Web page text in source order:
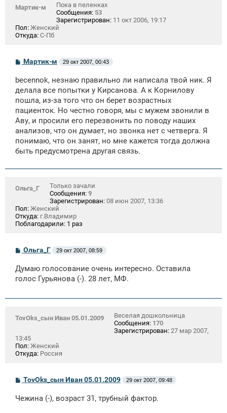
Мартик-м
Пока в пеленках
Сообщения: 53
Зарегистрирован: 11 окт 2006, 19:17
Пол: Женский
Откуда: С-Пб
С
о
б
щ
н
и
Мартик-м 29 окт 2007, 00:43
becennok, незнаю правильно ли написала твой ник. Я
делала все попытки у Кирсанова. А к Корнилову
пошла, из-за того что он берет возрастных
пациенток. Но честно говоря, мы с мужем звонили в
Аву, и просили его перезвонить по поводу наших
анализов, что он думает, но звонка нет с четверга. Я
понимаю, что он занят, но мне кажется тогда должна
быть предусмотрена другая связь.
Ольга_Г
Только зачали
Сообщения: 9
Зарегистрирован: 08 июн 2007, 13:36
Пол: Женский
Откуда: г.Владимир
Поблагодарили: 1 раз
С
о
б
щ
и
Ольга_Г 29 окт 2007, 08:59
Думаю голосование очень интересно. Оставила
голос Гурьянова (-). 28 лет, МФ.
TovOks_сын Иван 05.01.2009
Веселая дошкольница
Сообщения: 170
Зарегистрирован: 27 мар 2007,
13:45
Пол: Женский
Откуда: Россия
С
о
б
TovOks_сын Иван 05.01.2009 29 окт 2007, 09:48
Чежина (-), возраст 31, трубный фактор.